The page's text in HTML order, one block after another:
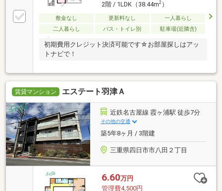
2階 / 1LDK（38.44m2）
敷金なし 更新料なし
一人暮らし
二人暮らし
バス・トイレ別 駐車場(近隣含)
初期費用クレジット決済可能です☆お部屋探しはアッ
トナビで！
賃貸マンション エステート羽津Ａ
近鉄名古屋線 霞ヶ浦駅 徒歩7分
その他の交通
築5年8ヶ月 / 3階建
三重県四日市市八田２丁目
6.60万円
管理費4,500円